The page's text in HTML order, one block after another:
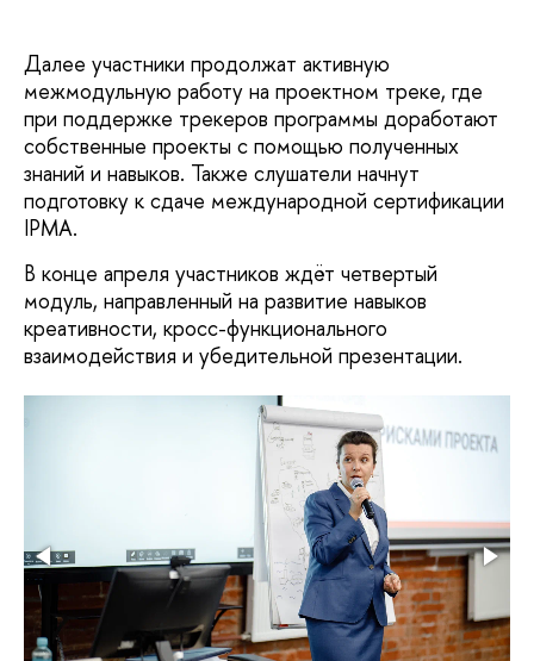
Далее участники продолжат активную
межмодульную работу на проектном треке, где
при поддержке трекеров программы доработают
собственные проекты с помощью полученных
знаний и навыков. Также слушатели начнут
подготовку к сдаче международной сертификации
IPMA.
В конце апреля участников ждёт четвертый
модуль, направленный на развитие навыков
креативности, кросс-функционального
взаимодействия и убедительной презентации.